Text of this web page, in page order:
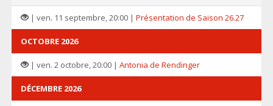
| ven. 11 septembre, 20:00 | Présentation de Saison 26.27
OCTOBRE 2026
| ven. 2 octobre, 20:00 | Antonia de Rendinger
DÉCEMBRE 2026